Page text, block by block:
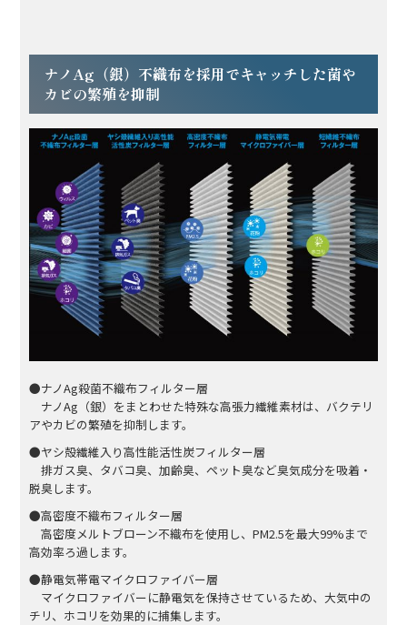
ナノAg（銀）不織布を採用でキャッチした菌や
カビの繁殖を抑制
●ナノAg殺菌不織布フィルター層
ナノAg（銀）をまとわせた特殊な高張力繊維素材は、バクテリ
アやカビの繁殖を抑制します。
●ヤシ殻繊維入り高性能活性炭フィルター層
排ガス臭、タバコ臭、加齢臭、ペット臭など臭気成分を吸着・
脱臭します。
●高密度不織布フィルター層
高密度メルトブローン不織布を使用し、PM2.5を最大99%まで
高効率ろ過します。
●静電気帯電マイクロファイバー層
マイクロファイバーに静電気を保持させているため、大気中の
チリ、ホコリを効果的に捕集します。